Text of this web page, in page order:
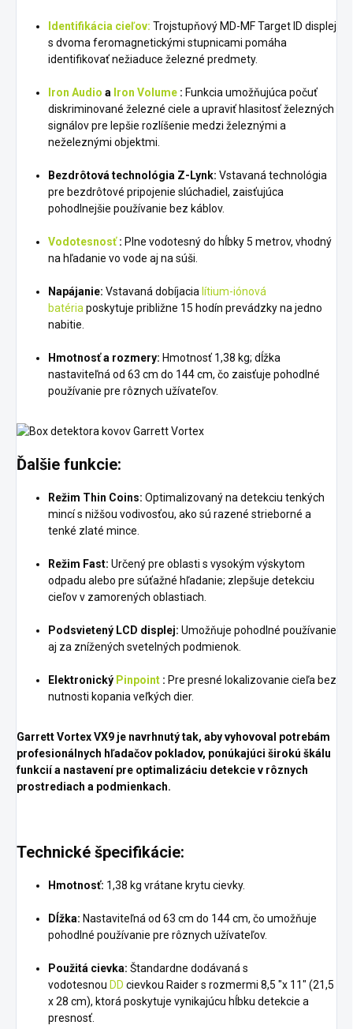
Identifikácia cieľov: Trojstupňový MD-MF Target ID displej
s dvoma feromagnetickými stupnicami pomáha
identifikovať nežiaduce železné predmety.
Iron Audio a Iron Volume : Funkcia umožňujúca počuť
diskriminované železné ciele a upraviť hlasitosť železných
signálov pre lepšie rozlíšenie medzi železnými a
neželeznými objektmi.
Bezdrôtová technológia Z-Lynk: Vstavaná technológia
pre bezdrôtové pripojenie slúchadiel, zaisťujúca
pohodlnejšie používanie bez káblov.
Vodotesnosť : Plne vodotesný do hĺbky 5 metrov, vhodný
na hľadanie vo vode aj na súši.
Napájanie: Vstavaná dobíjacia lítium-iónová
batéria poskytuje približne 15 hodín prevádzky na jedno
nabitie.
Hmotnosť a rozmery: Hmotnosť 1,38 kg; dĺžka
nastaviteľná od 63 cm do 144 cm, čo zaisťuje pohodlné
používanie pre rôznych užívateľov.
Ďalšie funkcie:
Režim Thin Coins: Optimalizovaný na detekciu tenkých
mincí s nižšou vodivosťou, ako sú razené strieborné a
tenké zlaté mince.
Režim Fast: Určený pre oblasti s vysokým výskytom
odpadu alebo pre súťažné hľadanie; zlepšuje detekciu
cieľov v zamorených oblastiach.
Podsvietený LCD displej: Umožňuje pohodlné používanie
aj za znížených svetelných podmienok.
Elektronický Pinpoint : Pre presné lokalizovanie cieľa bez
nutnosti kopania veľkých dier.
Garrett Vortex VX9 je navrhnutý tak, aby vyhovoval potrebám
profesionálnych hľadačov pokladov, ponúkajúci širokú škálu
funkcií a nastavení pre optimalizáciu detekcie v rôznych
prostrediach a podmienkach.
Technické špecifikácie:
Hmotnosť: 1,38 kg vrátane krytu cievky.
Dĺžka: Nastaviteľná od 63 cm do 144 cm, čo umožňuje
pohodlné používanie pre rôznych užívateľov.
Použitá cievka: Štandardne dodávaná s
vodotesnou DD cievkou Raider s rozmermi 8,5 "x 11" (21,5
x 28 cm), ktorá poskytuje vynikajúcu hĺbku detekcie a
presnosť.